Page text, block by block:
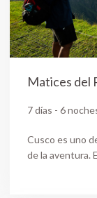
Matices del
7 días - 6
Cusco es uno
de la aventura.